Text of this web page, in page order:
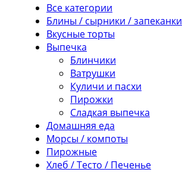
Все категории
Блины / сырники / запеканки
Вкусные торты
Выпечка
Блинчики
Ватрушки
Куличи и пасхи
Пирожки
Сладкая выпечка
Домашняя еда
Морсы / компоты
Пирожные
Хлеб / Тесто / Печенье